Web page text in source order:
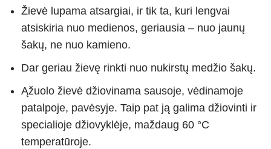
Žievė lupama atsargiai, ir tik ta, kuri lengvai
atsiskiria nuo medienos, geriausia – nuo jaunų
šakų, ne nuo kamieno.
Dar geriau žievę rinkti nuo nukirstų medžio šakų.
Ąžuolo žievė džiovinama sausoje, vėdinamoje
patalpoje, pavėsyje. Taip pat ją galima džiovinti ir
specialioje džiovyklėje, maždaug 60 °C
temperatūroje.